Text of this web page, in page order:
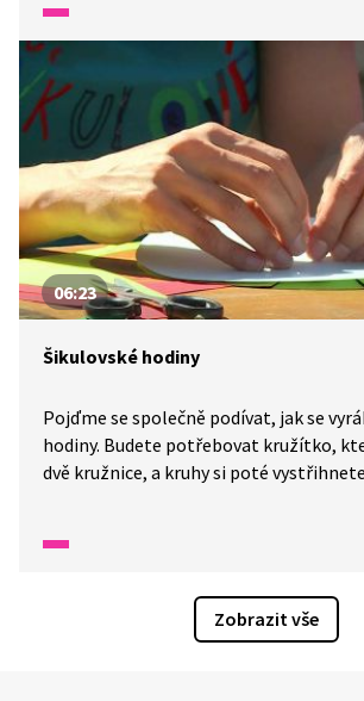
06:23
Šikulovské hodiny
Pojďme se společně podívat, jak se
hodiny. Budete potřebovat kružítko,
dvě kružnice, a kruhy si poté
hodiny.
Zobrazit vše